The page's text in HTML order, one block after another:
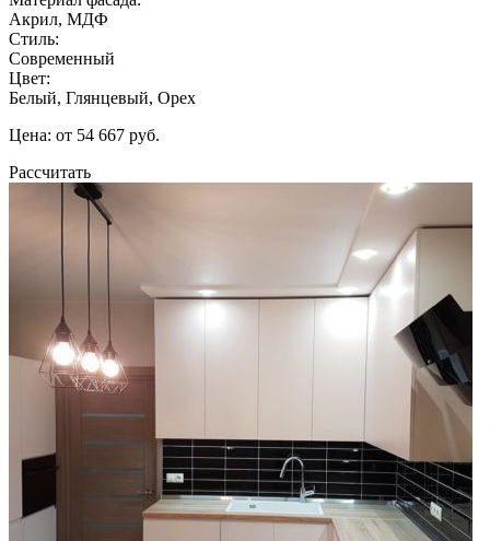
Акрил, МДФ
Стиль:
Современный
Цвет:
Белый, Глянцевый, Орех
Цена: от 54 667 руб.
Рассчитать